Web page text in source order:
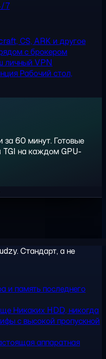
7
CS, ARK и другое
с брокером
личный VPN
Рабочий стол,
за 60 минут. Готовые
на каждом GPU-
Стандарт, а не
и память последнего
Никаких HDD, никогда
с высокой пропускной
аппаратная